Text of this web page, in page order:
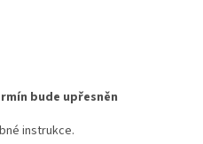
bude upřesněn
instrukce.